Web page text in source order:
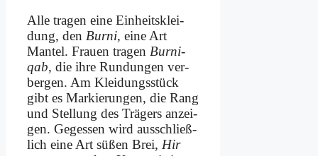
Al­le tra­gen ei­ne Ein­heits­klei­
dung, den Bur­ni, ei­ne Art
Man­tel. Frau­en tra­gen Bur­ni­
qab, die ih­re Run­dun­gen ver­
ber­gen. Am Klei­dungs­stück
gibt es Mar­kie­run­gen, die Rang
und Stel­lung des Trä­gers an­zei­
gen. Ge­ges­sen wird aus­schließ­
lich ei­ne Art sü­ßen Brei, Hir